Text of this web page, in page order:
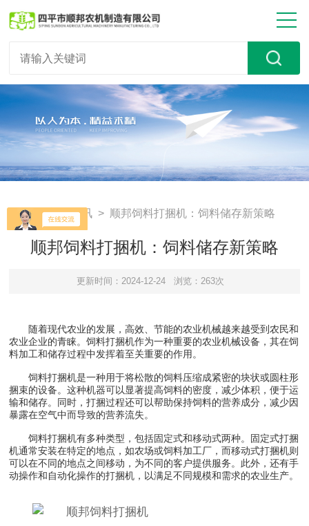
首页 >新闻资讯 > 顺邦饲料打捆机：饲料储存新策略
顺邦饲料打捆机：饲料储存新策略
更新时间：2024-12-24 浏览：263次
随着现代农业的发展，高效、节能的农业机械越来越受到农民和
农业企业的青睐。饲料打捆机作为一种重要的农业机械设备，其在饲
料加工和储存过程中发挥着至关重要的作用。
饲料打捆机是一种用于将松散的饲料压缩成紧密的块状或圆柱形
捆束的设备。这种机器可以显著提高饲料的密度，减少体积，便于运
输和储存。同时，打捆过程还可以帮助保持饲料的营养成分，减少因
暴露在空气中而导致的营养流失。
饲料打捆机有多种类型，包括固定式和移动式两种。固定式打捆
机通常安装在特定的地点，如农场或饲料加工厂，而移动式打捆机则
可以在不同的地点之间移动，为不同的客户提供服务。此外，还有手
动操作和自动化操作的打捆机，以满足不同规模和需求的农业生产。